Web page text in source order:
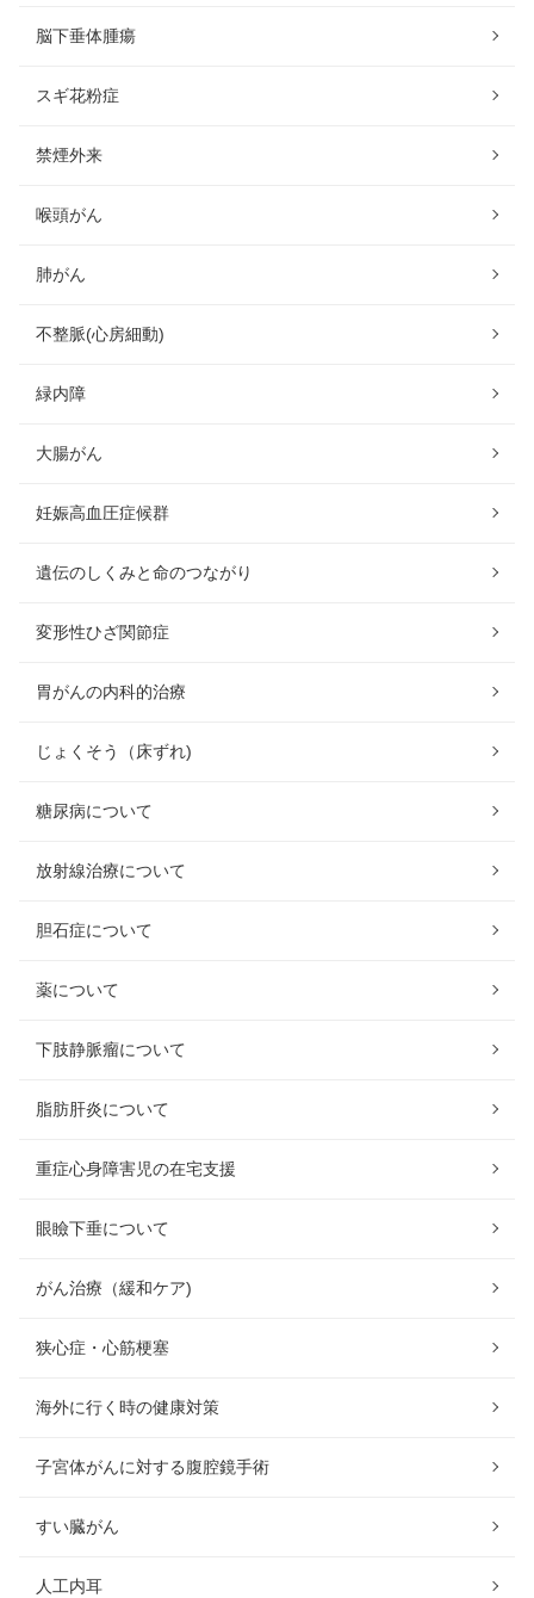
脳下垂体腫瘍
スギ花粉症
禁煙外来
喉頭がん
肺がん
不整脈(心房細動)
緑内障
大腸がん
妊娠高血圧症候群
遺伝のしくみと命のつながり
変形性ひざ関節症
胃がんの内科的治療
じょくそう（床ずれ)
糖尿病について
放射線治療について
胆石症について
薬について
下肢静脈瘤について
脂肪肝炎について
重症心身障害児の在宅支援
眼瞼下垂について
がん治療（緩和ケア)
狭心症・心筋梗塞
海外に行く時の健康対策
子宮体がんに対する腹腔鏡手術
すい臓がん
人工内耳